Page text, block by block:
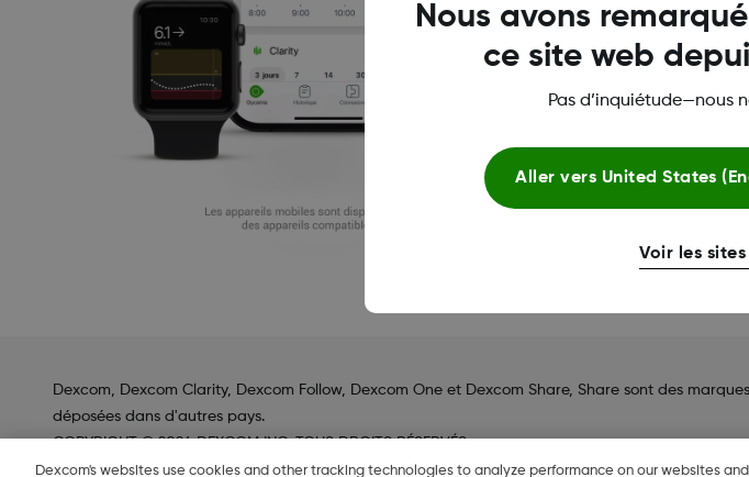
Dexcom, Dexcom Clarity, Dexcom Follow, Dexcom One et Dexcom Share, Share sont des
déposées dans d'autres pays.
COPYRIGHT © 2024 DEXCOM INC. TOUS DROITS RÉSERVÉS.
Nous avons
ce site web
Pas d’inquiétude—nous
Aller vers United States
Voir les
Dexcom's websites use cookies and other tracking technologies to analyze performance on our websites